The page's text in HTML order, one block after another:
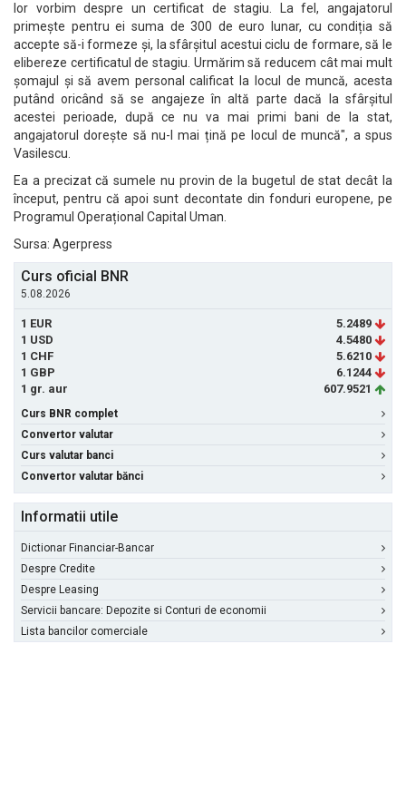
lor vorbim despre un certificat de stagiu. La fel, angajatorul
primește pentru ei suma de 300 de euro lunar, cu condiția să
accepte să-i formeze și, la sfârșitul acestui ciclu de formare, să le
elibereze certificatul de stagiu. Urmărim să reducem cât mai mult
șomajul și să avem personal calificat la locul de muncă, acesta
putând oricând să se angajeze în altă parte dacă la sfârșitul
acestei perioade, după ce nu va mai primi bani de la stat,
angajatorul dorește să nu-l mai țină pe locul de muncă", a spus
Vasilescu.
Ea a precizat că sumele nu provin de la bugetul de stat decât la
început, pentru că apoi sunt decontate din fonduri europene, pe
Programul Operațional Capital Uman.
Sursa: Agerpress
Curs oficial BNR
5.08.2026
1 EUR
5.2489
1 USD
4.5480
1 CHF
5.6210
1 GBP
6.1244
1 gr. aur
607.9521
Curs BNR complet
Convertor valutar
Curs valutar banci
Convertor valutar bănci
Informatii utile
Dictionar Financiar-Bancar
Despre Credite
Despre Leasing
Servicii bancare: Depozite si Conturi de economii
Lista bancilor comerciale